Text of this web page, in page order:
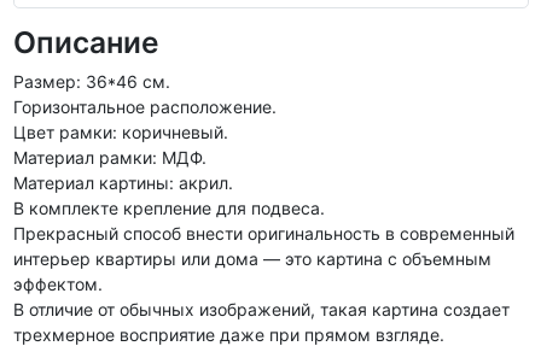
Описание
Размер: 36*46 см.
Горизонтальное расположение.
Цвет рамки: коричневый.
Материал рамки: МДФ.
Материал картины: акрил.
В комплекте крепление для подвеса.
Прекрасный способ внести оригинальность в современный
интерьер квартиры или дома — это картина с объемным
эффектом.
В отличие от обычных изображений, такая картина создает
трехмерное восприятие даже при прямом взгляде.